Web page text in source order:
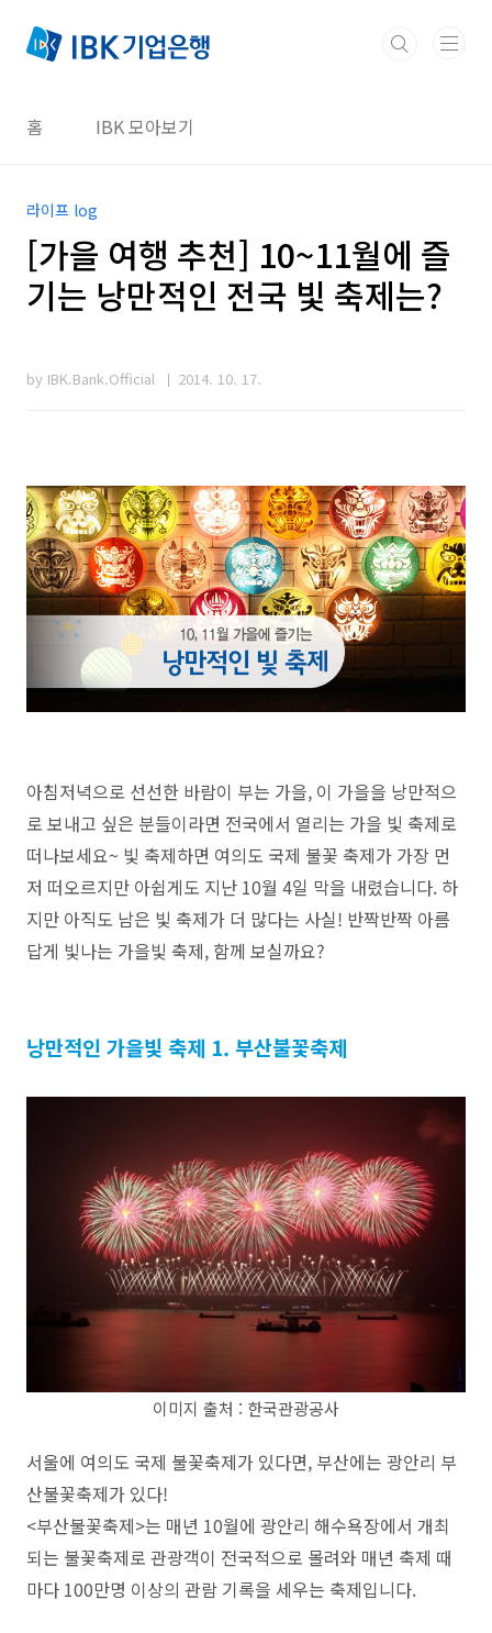
홈 IBK 모아보기
라이프 log
[가을 여행 추천] 10~11월에 즐
기는 낭만적인 전국 빛 축제는?
by IBK.Bank.Official 2014. 10. 17.
아침저녁으로 선선한 바람이 부는 가을, 이 가을을 낭만적으
로 보내고 싶은 분들이라면 전국에서 열리는 가을 빛 축제로
떠나보세요~ 빛 축제하면 여의도 국제 불꽃 축제가 가장 먼
저 떠오르지만 아쉽게도 지난 10월 4일 막을 내렸습니다. 하
지만 아직도 남은 빛 축제가 더 많다는 사실! 반짝반짝 아름
답게 빛나는 가을빛 축제, 함께 보실까요?
낭만적인 가을빛 축제 1. 부산불꽃축제
이미지 출처 : 한국관광공사
서울에 여의도 국제 불꽃축제가 있다면, 부산에는 광안리 부
산불꽃축제가 있다!
<부산불꽃축제>는 매년 10월에 광안리 해수욕장에서 개최
되는 불꽃축제로 관광객이 전국적으로 몰려와 매년 축제 때
마다 100만명 이상의 관람 기록을 세우는 축제입니다.